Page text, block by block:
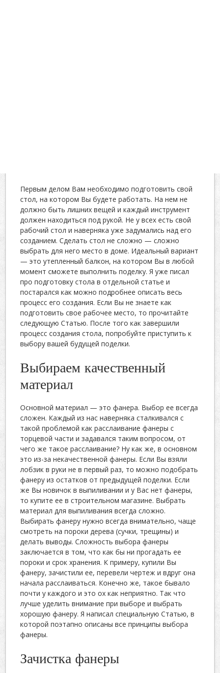
Первым делом Вам необходимо подготовить свой
стол, на котором Вы будете работать. На нем не
должно быть лишних вещей и каждый инструмент
должен находиться под рукой. Не у всех есть свой
рабочий стол и наверняка уже задумались над его
созданием. Сделать стол не сложно — сложно
выбрать для него место в доме. Идеальный вариант
— это утепленный балкон, на котором Вы в любой
момент сможете выполнить поделку. Я уже писал
про подготовку стола в отдельной статье и
постарался как можно подробнее описать весь
процесс его создания. Если Вы не знаете как
подготовить свое рабочее место, то прочитайте
следующую Статью. После того как завершили
процесс создания стола, попробуйте приступить к
выбору вашей будущей поделки.
Выбираем качественный
материал
Основной материал — это фанера. Выбор ее всегда
сложен. Каждый из нас наверняка сталкивался с
такой проблемой как расслаивание фанеры с
торцевой части и задавался таким вопросом, от
чего же такое расслаивание? Ну как же, в основном
это из-за некачественной фанеры. Если Вы взяли
лобзик в руки не в первый раз, то можно подобрать
фанеру из остатков от предыдущей поделки. Если
же Вы новичок в выпиливании и у Вас нет фанеры,
то купите ее в строительном магазине. Выбрать
материал для выпиливания всегда сложно.
Выбирать фанеру нужно всегда внимательно, чаще
смотреть на пороки дерева (сучки, трещины) и
делать выводы. Сложность выбора фанеры
заключается в том, что как бы ни прогадать ее
пороки и срок хранения. К примеру, купили Вы
фанеру, зачистили ее, перевели чертеж и вдруг она
начала расслаиваться. Конечно же, такое бывало
почти у каждого и это ох как неприятно. Так что
лучше уделить внимание при выборе и выбрать
хорошую фанеру. Я написал специальную Статью, в
которой поэтапно описаны все принципы выбора
фанеры.
Зачистка фанеры